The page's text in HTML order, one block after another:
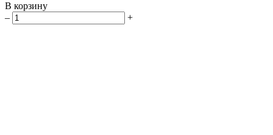
В корзину
–
+